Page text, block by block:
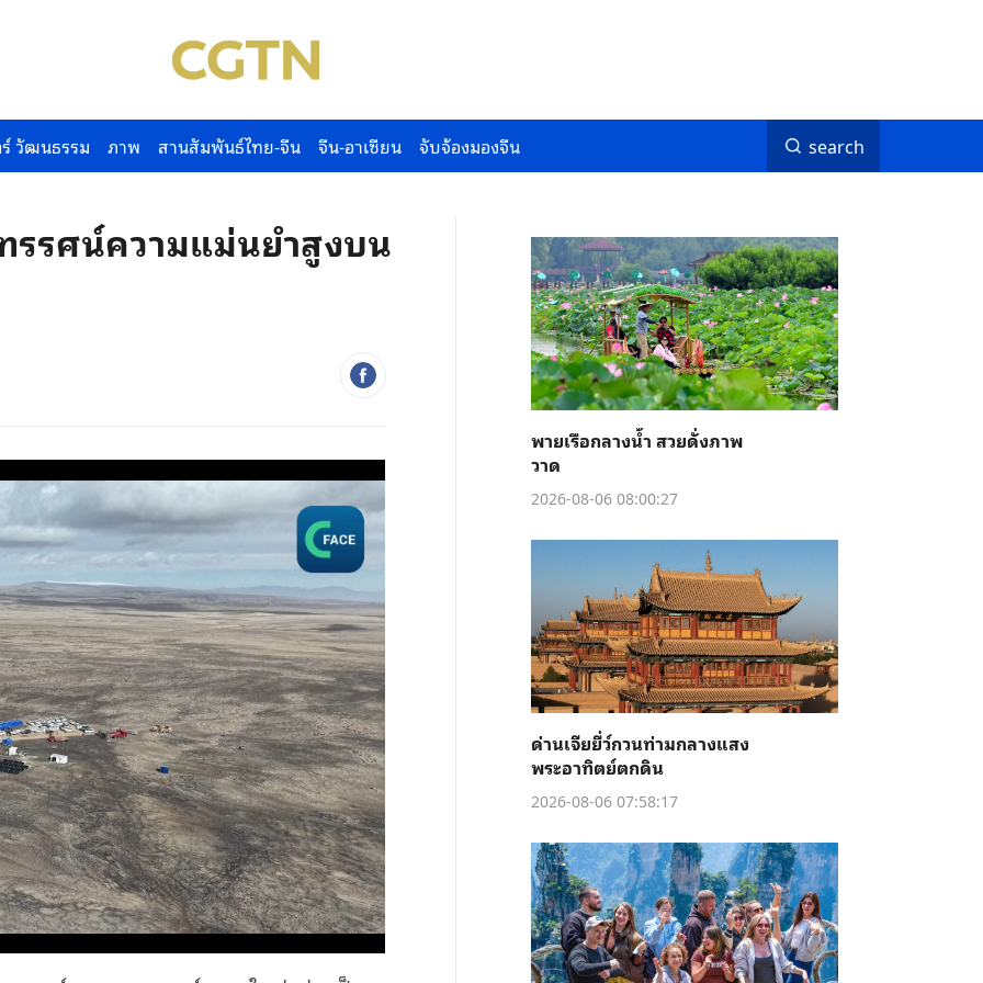
วัฒนธรรม ภาพ สานสัมพันธ์ไทย-จีน จีน-อาเซียน จับจ้องมองจีน search
รรศน์ความแม่นยำสูงบน
พายเรือกลางน้ำ สวยดั่งภาพ
วาด
2026-08-06 08:00:27
ด่านเจียยี่ว์กวนท่ามกลางแสง
พระอาทิตย์ตกดิน
2026-08-06 07:58:17